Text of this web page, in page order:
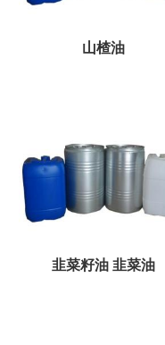
山楂油
韭菜籽油 韭菜油